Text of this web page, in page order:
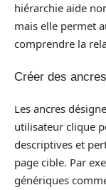
hiérarchie aide
mais elle permet
comprendre la
Créer des
Les ancres
utilisateur clique
descriptives et
page cible. Par
génériques